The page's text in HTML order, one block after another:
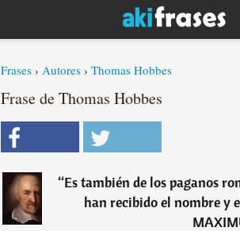
Frases › Autores › Thomas Hobbes
Frase de Thomas Hobbes
“Es también de los paganos
han recibido el nombre y